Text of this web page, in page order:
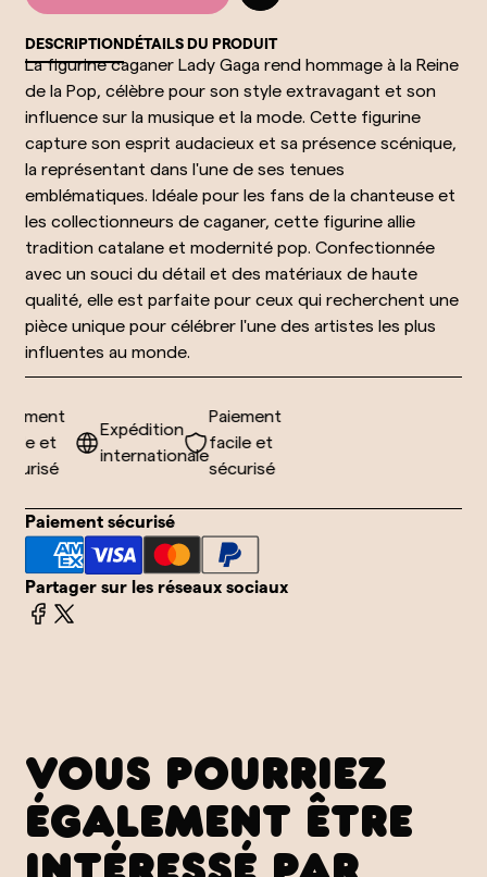
DESCRIPTIONDÉTAILS DU PRODUIT
La figurine caganer Lady Gaga rend hommage à la Reine
de la Pop, célèbre pour son style extravagant et son
influence sur la musique et la mode. Cette figurine
capture son esprit audacieux et sa présence scénique,
la représentant dans l'une de ses tenues
emblématiques. Idéale pour les fans de la chanteuse et
les collectionneurs de caganer, cette figurine allie
tradition catalane et modernité pop. Confectionnée
avec un souci du détail et des matériaux de haute
qualité, elle est parfaite pour ceux qui recherchent une
pièce unique pour célébrer l'une des artistes les plus
influentes au monde.
et
Expédition
internationale
Paiement
facile et
sécurisé
Paiement sécurisé
Partager sur les réseaux sociaux
VOUS POURRIEZ
ÉGALEMENT ÊTRE
INTÉRESSÉ PAR